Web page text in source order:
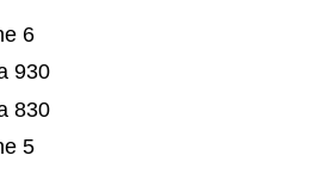
5
830
930
6